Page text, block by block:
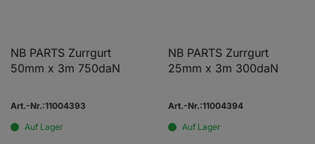
NB PARTS Zurrgurt
50mm x 3m 750daN
Art.-Nr.:11004393
Auf Lager
NB PARTS Zurrgurt
25mm x 3m 300daN
Art.-Nr.:11004394
Auf Lager